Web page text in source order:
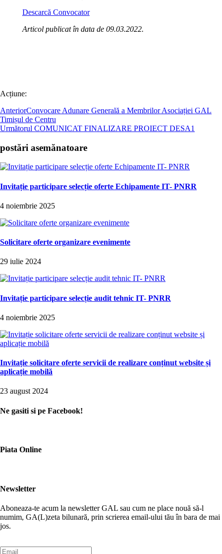
Descarcă Convocator
Articol publicat în data de 09.03.2022.
Acțiune:
AnteriorConvocare Adunare Generală a Membrilor Asociației GAL
Timișul de Centru
Următorul COMUNICAT FINALIZARE PROIECT DESA1
postări asemănatoare
Invitație participare selecție oferte Echipamente IT- PNRR
4 noiembrie 2025
Solicitare oferte organizare evenimente
29 iulie 2024
Invitație participare selecție audit tehnic IT- PNRR
4 noiembrie 2025
Invitație solicitare oferte servicii de realizare conținut website și
aplicație mobilă
23 august 2024
Ne gasiti si pe Facebook!
Piata Online
Newsletter
Aboneaza-te acum la newsletter GAL sau cum ne place nouă să-l
numim, GA(L)zeta bilunară, prin scrierea email-ului tău în bara de mai
jos.